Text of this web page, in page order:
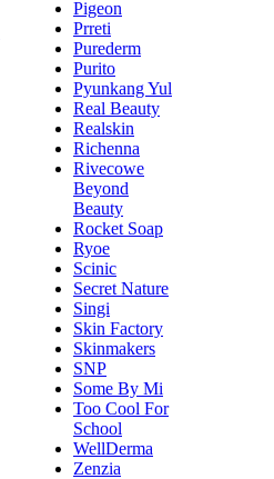
Pigeon
Prreti
Purederm
Purito
Pyunkang Yul
Real Beauty
Realskin
Richenna
Rivecowe
Beyond
Beauty
Rocket Soap
Ryoe
Scinic
Secret Nature
Singi
Skin Factory
Skinmakers
SNP
Some By Mi
Too Cool For
School
WellDerma
Zenzia